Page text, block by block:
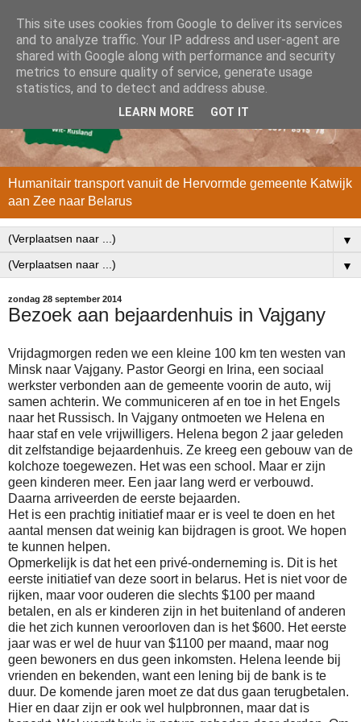
Humanitair transport vanuit de Hervormde gemeente Katwijk
aan Zee naar Belarus
▼
▼
zondag 28 september 2014
Bezoek aan bejaardenhuis in Vajgany
Vrijdagmorgen reden we een kleine 100 km ten westen van
Minsk naar Vajgany. Pastor Georgi en Irina, een sociaal
werkster verbonden aan de gemeente voorin de auto, wij
samen achterin. We communiceren af en toe in het Engels
naar het Russisch. In Vajgany ontmoeten we Helena en
haar staf en vele vrijwilligers. Helena begon 2 jaar geleden
dit zelfstandige bejaardenhuis. Ze kreeg een gebouw van de
kolchoze toegewezen. Het was een school. Maar er zijn
geen kinderen meer. Een jaar lang werd er verbouwd.
Daarna arriveerden de eerste bejaarden.
Het is een prachtig initiatief maar er is veel te doen en het
aantal mensen dat weinig kan bijdragen is groot. We hopen
te kunnen helpen.
Opmerkelijk is dat het een privé-onderneming is. Dit is het
eerste initiatief van deze soort in belarus. Het is niet voor de
rijken, maar voor ouderen die slechts $100 per maand
betalen, en als er kinderen zijn in het buitenland of anderen
die het zich kunnen veroorloven dan is het $600. Het eerste
jaar was er wel de huur van $1100 per maand, maar nog
geen bewoners en dus geen inkomsten. Helena leende bij
vrienden en bekenden, want een lening bij de bank is te
duur. De komende jaren moet ze dat dus gaan terugbetalen.
Hier en daar zijn er ook wel hulpbronnen, maar dat is
This site uses cookies from Google to deliver its services
and to analyze traffic. Your IP address and user-agent are
shared with Google along with performance and security
metrics to ensure quality of service, generate usage
statistics, and to detect and address abuse.
LEARN MORE GOT IT